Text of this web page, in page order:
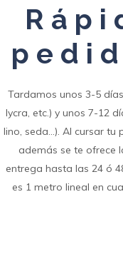
Tardamos unos 3-5
lycra, etc.) y unos 7-12
lino, seda…). Al cursar tu
además se te ofrece
entrega hasta las 24 ó
es 1 metro lineal en